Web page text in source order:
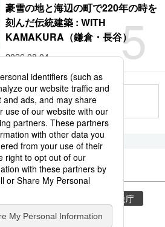
5
豪雪の地と海辺の町で220年の時を
刻んだ伝統建築 : WITH
KAMAKURA（鎌倉・長谷）
2026.08.04
もっと見る
ド
気象庁
地震 熊本 観光